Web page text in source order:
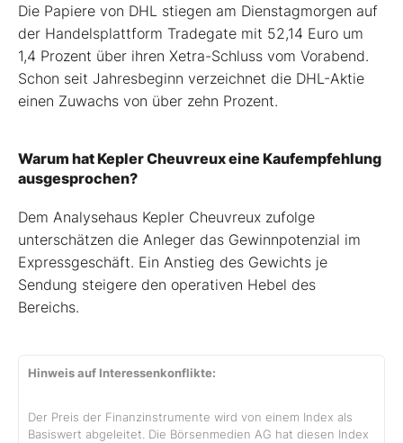
Die Papiere von DHL stiegen am Dienstagmorgen auf
der Handelsplattform Tradegate mit 52,14 Euro um
1,4 Prozent über ihren Xetra-Schluss vom Vorabend.
Schon seit Jahresbeginn verzeichnet die DHL-Aktie
einen Zuwachs von über zehn Prozent.
Warum hat Kepler Cheuvreux eine Kaufempfehlung
ausgesprochen?
Dem Analysehaus Kepler Cheuvreux zufolge
unterschätzen die Anleger das Gewinnpotenzial im
Expressgeschäft. Ein Anstieg des Gewichts je
Sendung steigere den operativen Hebel des
Bereichs.
Hinweis auf Interessenkonflikte:
Der Preis der Finanzinstrumente wird von einem Index als
Basiswert abgeleitet. Die Börsenmedien AG hat diesen Index